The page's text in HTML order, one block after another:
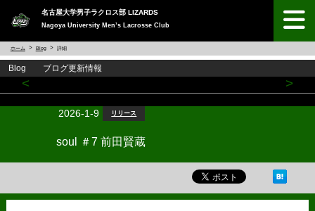
名古屋大学男子ラクロス部 LIZARDS
Nagoya University Men’s Lacrosse Club
ホーム Blog 詳細
Blog ブログ更新情報
< >
2026-1-9 リリース
soul ＃7 前田賢蔵